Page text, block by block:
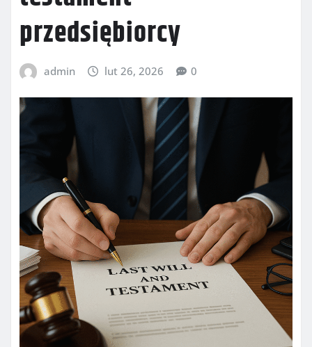
przedsiębiorcy
admin lut 26, 2026 0